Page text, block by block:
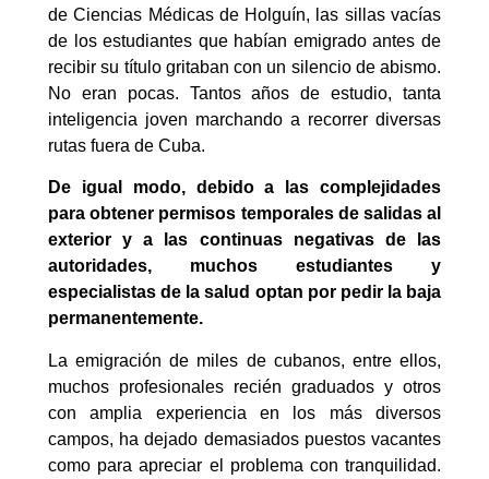
de Ciencias Médicas de Holguín, las sillas vacías
de los estudiantes que habían emigrado antes de
recibir su título gritaban con un silencio de abismo.
No eran pocas. Tantos años de estudio, tanta
inteligencia joven marchando a recorrer diversas
rutas fuera de Cuba.
De igual modo, debido a las complejidades
para obtener permisos temporales de salidas al
exterior y a las continuas negativas de las
autoridades, muchos estudiantes y
especialistas de la salud optan por pedir la baja
permanentemente.
La emigración de miles de cubanos, entre ellos,
muchos profesionales recién graduados y otros
con amplia experiencia en los más diversos
campos, ha dejado demasiados puestos vacantes
como para apreciar el problema con tranquilidad.